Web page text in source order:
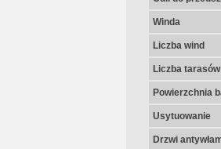
Winda
Liczba wind
Liczba tarasów
Powierzchnia
Usytuowanie
Drzwi